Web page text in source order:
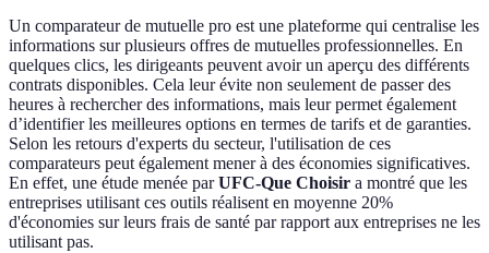
Un comparateur de mutuelle pro est une plateforme qui centralise les
informations sur plusieurs offres de mutuelles professionnelles. En
quelques clics, les dirigeants peuvent avoir un aperçu des différents
contrats disponibles. Cela leur évite non seulement de passer des
heures à rechercher des informations, mais leur permet également
d’identifier les meilleures options en termes de tarifs et de garanties.
Selon les retours d'experts du secteur, l'utilisation de ces
comparateurs peut également mener à des économies significatives.
En effet, une étude menée parUFC-Que Choisir a montré que les
entreprises utilisant ces outils réalisent en moyenne 20%
d'économies sur leurs frais de santé par rapport aux entreprises ne les
utilisant pas.